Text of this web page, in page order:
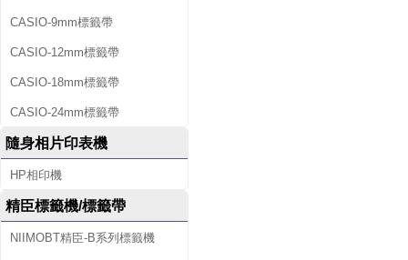
CASIO-9mm標籤帶
CASIO-12mm標籤帶
CASIO-18mm標籤帶
CASIO-24mm標籤帶
隨身相片印表機
HP相印機
精臣標籤機/標籤帶
NIIMOBT精臣-B系列標籤機